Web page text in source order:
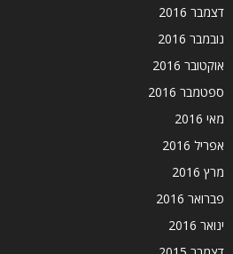
דצמבר 2016
נובמבר 2016
אוקטובר 2016
ספטמבר 2016
מאי 2016
אפריל 2016
מרץ 2016
פברואר 2016
ינואר 2016